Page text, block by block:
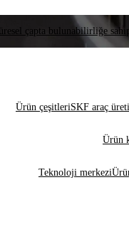
çapta bulunabilirliğe
Ürün çeşitleriSKF araç
Ürün
Teknoloji merkezi